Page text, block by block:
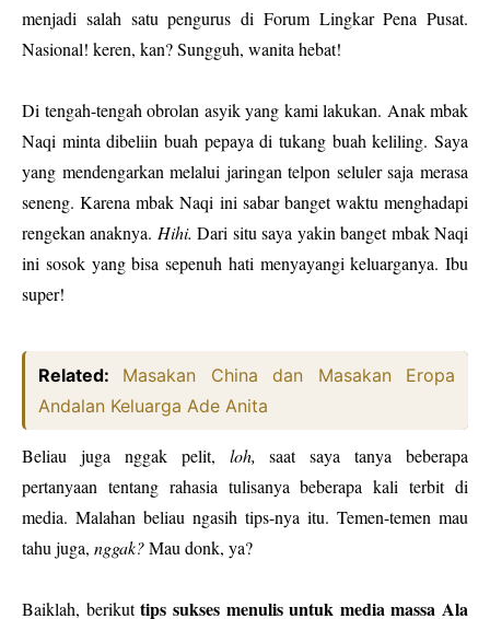
menjadi salah satu pengurus di Forum Lingkar Pena Pusat.
Nasional! keren, kan? Sungguh, wanita hebat!
Di tengah-tengah obrolan asyik yang kami lakukan. Anak mbak
Naqi minta dibeliin buah pepaya di tukang buah keliling. Saya
yang mendengarkan melalui jaringan telpon seluler saja merasa
seneng. Karena mbak Naqi ini sabar banget waktu menghadapi
rengekan anaknya. Hihi. Dari situ saya yakin banget mbak Naqi
ini sosok yang bisa sepenuh hati menyayangi keluarganya. Ibu
super!
Related: Masakan China dan Masakan Eropa
Andalan Keluarga Ade Anita
Beliau juga nggak pelit, loh, saat saya tanya beberapa
pertanyaan tentang rahasia tulisanya beberapa kali terbit di
media. Malahan beliau ngasih tips-nya itu. Temen-temen mau
tahu juga, nggak?Mau donk, ya?
Baiklah, berikuttips sukses menulis untuk media massa Ala